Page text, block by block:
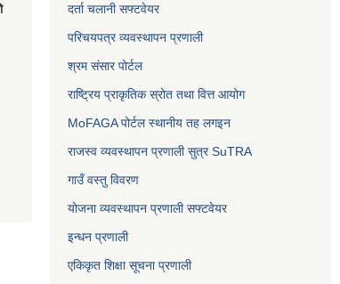
दर्ता चलानी सफ्टवेयर
परिचयपत्र व्यवस्थापन प्रणाली
श्रम संसार पोर्टल
राष्ट्रिय प्राकृतिक स्रोत तथा वित्त आयोग
MoFAGA पोर्टल स्थानीय तह लगइन
राजस्व व्यवस्थापन प्रणाली सुत्र SuTRA
गाउँ वस्तु विवरण
योजना व्यवस्थापन प्रणाली सफ्टवेयर
इन्धन प्रणाली
एकिकृत शिक्षा सूचना प्रणाली